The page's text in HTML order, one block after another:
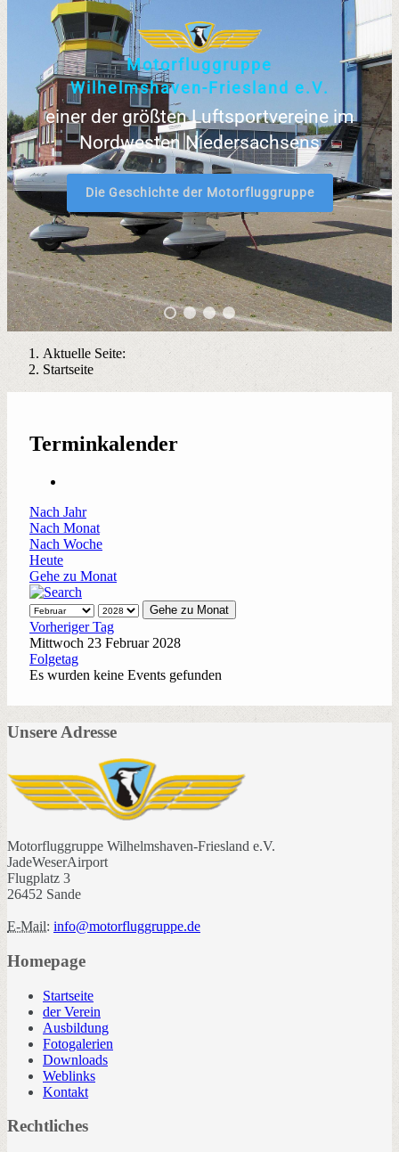
Motorf uggruppe
Wi helmshaven- Fries and e.V.
einer der größten Luftsportvereine im
Nordwesten Niedersachsens
Die Geschichte der Motorfluggruppe
Aktuelle Seite:
Startseite
Terminkalender
Nach Jahr
Nach Monat
Nach Woche
Heute
Gehe zu Monat
Gehe zu Monat
Vorheriger Tag
Mittwoch 23 Februar 2028
Folgetag
Es wurden keine Events gefunden
Unsere Adresse
Motorfluggruppe Wilhelmshaven-Friesland e.V.
JadeWeserAirport
Flugplatz 3
26452 Sande
E-Mail: info@motorfluggruppe.de
Homepage
Startseite
der Verein
Ausbildung
Fotogalerien
Downloads
Weblinks
Kontakt
Rechtliches